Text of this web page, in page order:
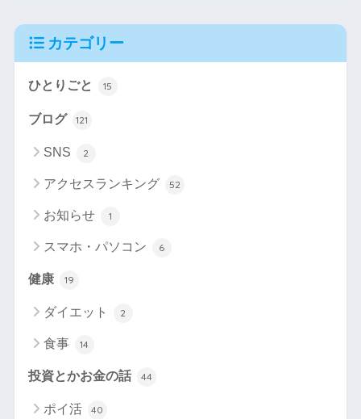
カテゴリー
ひとりごと 15
ブログ 121
SNS 2
アクセスランキング 52
お知らせ 1
スマホ・パソコン 6
健康 19
ダイエット 2
食事 14
投資とかお金の話 44
ポイ活 40